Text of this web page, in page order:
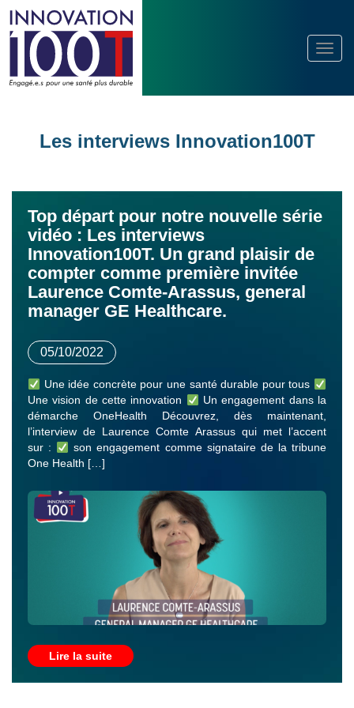
Les interviews Innovation100T
Top départ pour notre nouvelle série
vidéo : Les interviews
Innovation100T. Un grand plaisir de
compter comme première invitée
Laurence Comte-Arassus, general
manager GE Healthcare.
05/10/2022
Une idée concrète pour une santé durable pour tous
Une vision de cette innovation
Un engagement dans la
démarche OneHealth Découvrez, dès maintenant,
l’interview de Laurence Comte Arassus qui met l’accent
sur :
son engagement comme signataire de la tribune
One Health […]
Lire la suite